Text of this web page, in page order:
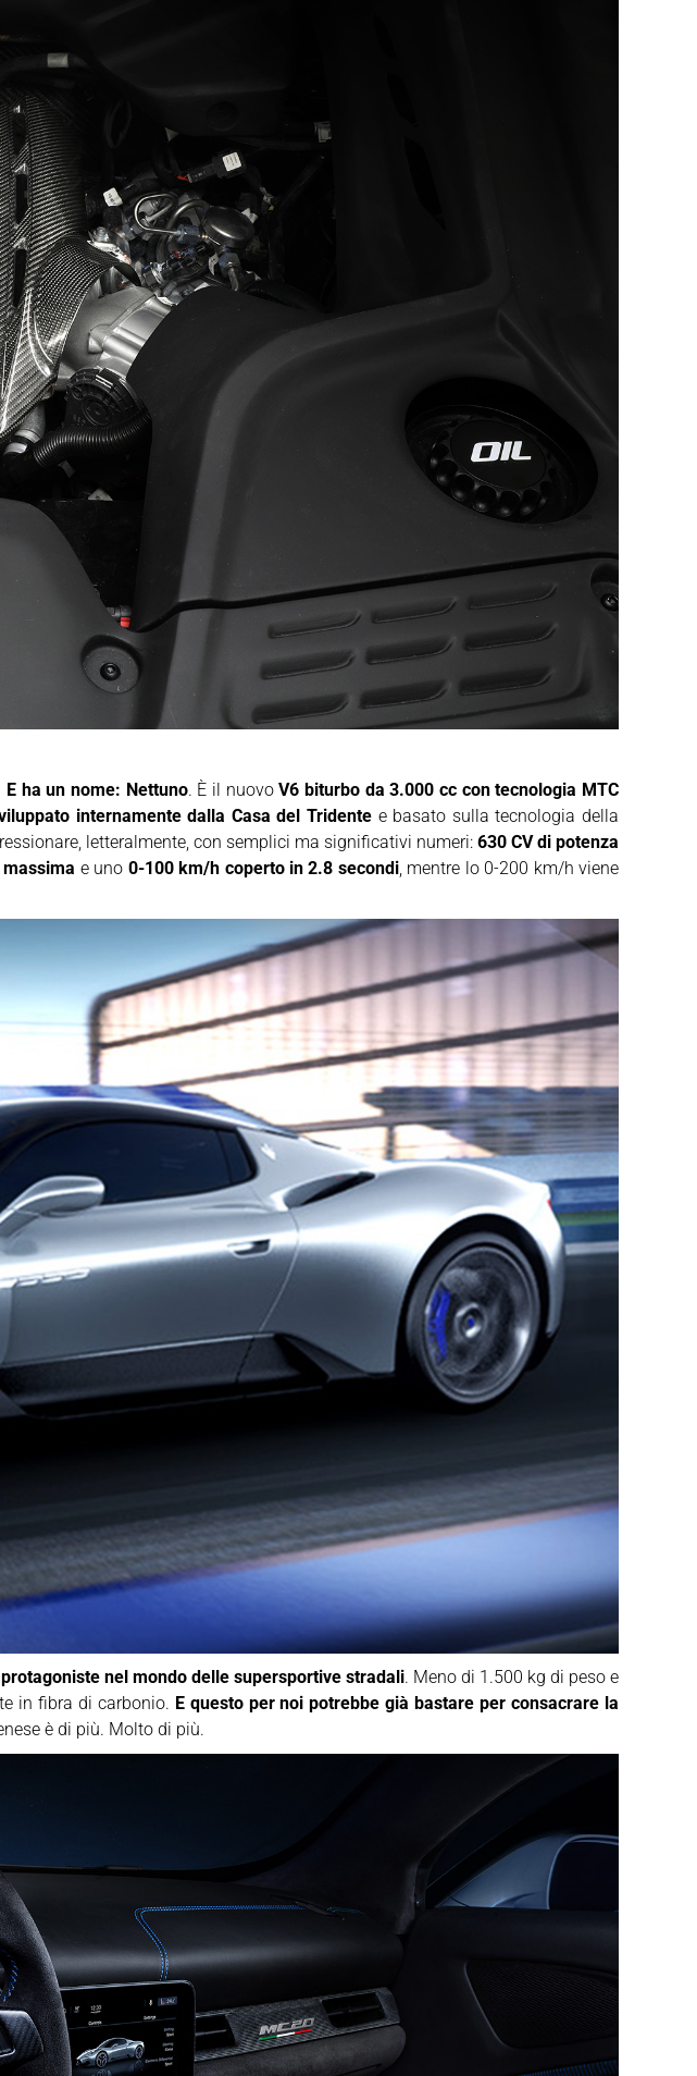
ha un nome: Nettuno. È il nuovoV6 biturbo da 3.000 cc con tecnologia MTC
internamente dalla Casa del Tridente e basato sulla tecnologia della
letteralmente, con semplici ma significativi numeri: 630 CV di potenza
e uno 0-100 km/h coperto in 2.8 secondi, mentre lo 0-200 km/h viene
nel mondo delle supersportive stradali. Meno di 1.500 kg di peso e
in fibra di carbonio. E questo per noi potrebbe già bastare per consacrare la
è di più. Molto di più.